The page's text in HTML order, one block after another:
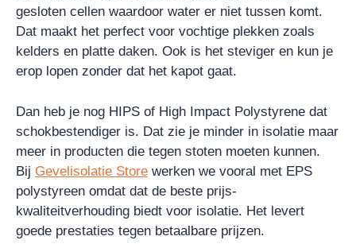
gesloten cellen waardoor water er niet tussen komt.
Dat maakt het perfect voor vochtige plekken zoals
kelders en platte daken. Ook is het steviger en kun je
erop lopen zonder dat het kapot gaat.
Dan heb je nog HIPS of High Impact Polystyrene dat
schokbestendiger is. Dat zie je minder in isolatie maar
meer in producten die tegen stoten moeten kunnen.
Bij Gevelisolatie Store werken we vooral met EPS
polystyreen omdat dat de beste prijs-
kwaliteitverhouding biedt voor isolatie. Het levert
goede prestaties tegen betaalbare prijzen.